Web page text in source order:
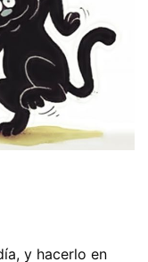
y hacerlo en